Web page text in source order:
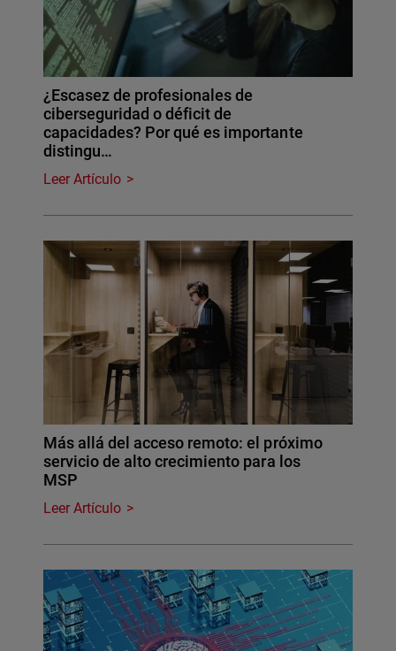
¿Escasez de profesionales de
ciberseguridad o déficit de
capacidades? Por qué es importante
distingu…
Leer Artículo
Más allá del acceso remoto: el próximo
servicio de alto crecimiento para los
MSP
Leer Artículo